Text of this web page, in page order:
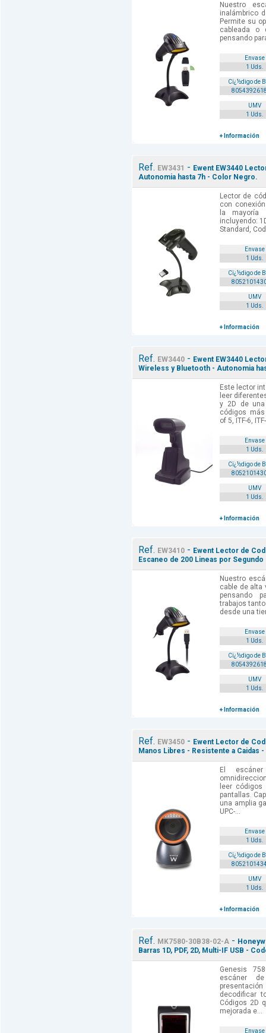
Nuestro
inalámbrico
Permite su
cableada o
pensando
Envase
1 Uds.
Cï¿½digo de
UMV
1 Uds.
+ Información
Ref. EW3431 - Ewent EW3440
Autonomia hasta 7h - Color Negro.
Lector de
con
la
incluyendo:
Standard,
Envase
1 Uds.
Cï¿½digo de
UMV
1 Uds.
+ Información
Ref. EW3440 - Ewent EW3440
Wireless y Bluetooth - Autonomia
Este lector
leer
y 2D de
códigos
of 5, ITF-6,
Envase
1 Uds.
Cï¿½digo de
UMV
1 Uds.
+ Información
Ref. EW3410 - Ewent Lector de
Escaneo de 200 Lineas por
Nuestro
cable de alta
pensando
trabajos
desde una
Envase
1 Uds.
Cï¿½digo de
UMV
1 Uds.
+ Información
Ref. EW3450 - Ewent Lector de
Manos Libres - Resistente a Caidas
El
leer
pantallas.
una amplia
UPC-...
Envase
1 Uds.
Cï¿½digo de
UMV
1 Uds.
+ Información
Ref. MK7580-30B38-02-A -
Barras 1D, PDF, 2D, Multi-IF USB -
Genesis
escáner
decodificar
Códigos 2D
mejorada e...
Envase